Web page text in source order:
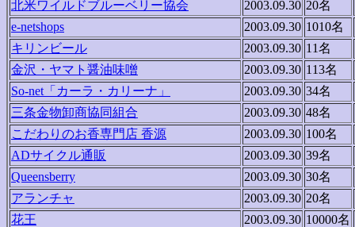
北米ワイルドブルーベリー協会
2003.09.30 20名
e-netshops
2003.09.30 1010名
キリンビール
2003.09.30 11名
金沢・ヤマト醤油味噌
2003.09.30 113名
So-net「カーラ・カリーナ」
2003.09.30 34名
三条金物卸商協同組合
2003.09.30 48名
こだわりのお香専門店 香源
2003.09.30 100名
ADサイクル通販
2003.09.30 39名
Queensberry
2003.09.30 30名
アランチャ
2003.09.30 20名
花王
2003.09.30 10000名